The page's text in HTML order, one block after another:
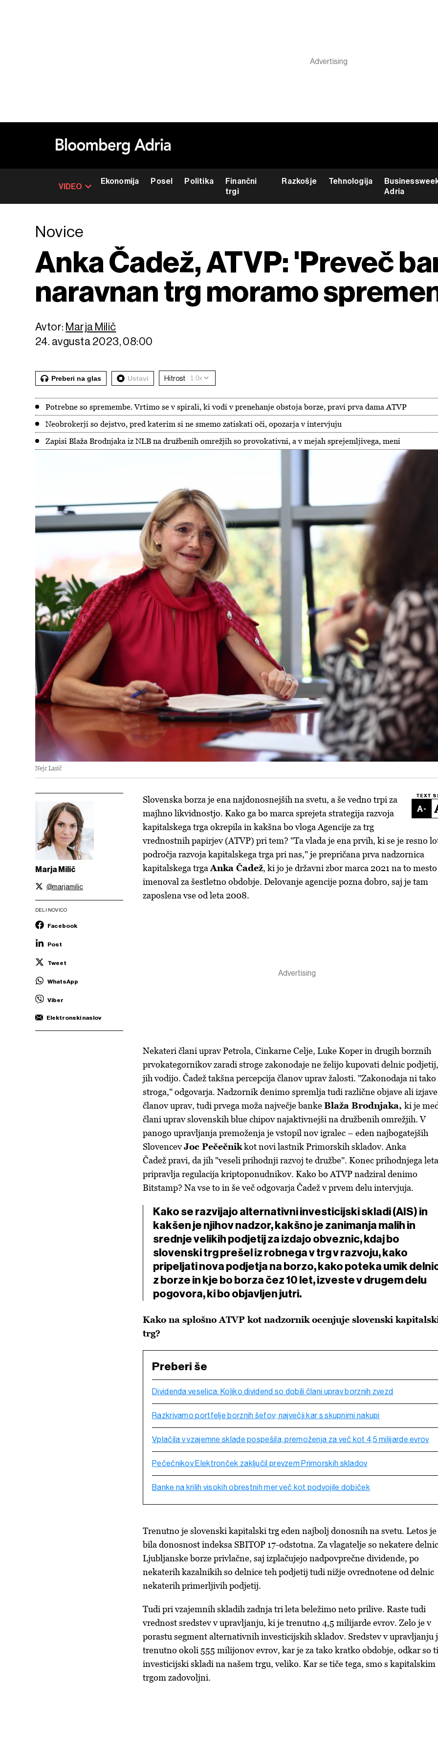
VIDEO
Ekonomija Posel Politika
Finančni
trgi
Razkošje Tehnologija
Adria
Novice
Anka Čadež, ATVP: 'Preveč
naravnan trg moramo
Avtor: Marja Milič
24. avgusta 2023, 08:00
Preberi na glas Ustavi Hitrost
Potrebne so spremembe. Vrtimo se v spirali, ki vodi v prenehanje obstoja borze, pravi prva dama ATVP
Neobrokerji so dejstvo, pred katerim si ne smemo zatiskati oči, opozarja v intervjuju
Zapisi Blaža Brodnjaka iz NLB na družbenih omrežjih so provokativni, a v mejah sprejemljivega, meni
Nejc Lasič
Marja Milič
@marjamilic
DELI NOVICO
Facebook
Post
Tweet
WhatsApp
Viber
Elektronski naslov
TEXT
-
Slovenska borza je ena najdonosnejših na svetu, a še vedno trpi za
majhno likvidnostjo. Kako ga bo marca sprejeta strategija razvoja
kapitalskega trga okrepila in kakšna bo vloga Agencije za trg
vrednostnih papirjev (ATVP) pri tem? "Ta vlada je ena prvih, ki se je resno
področja razvoja kapitalskega trga pri nas," je prepričana prva nadzornica
kapitalskega trga Anka Čadež, ki jo jedržavni zbormarca 2021 na to mesto
imenoval za šestletno obdobje. Delovanje agencije pozna dobro, saj je tam
zaposlena vse od leta 2008.
Nekateri člani uprav Petrola, Cinkarne Celje, Luke Koper in drugih borznih
prvokategornikov zaradi stroge zakonodaje ne želijo kupovati delnic
jih vodijo. Čadež takšna percepcija članov uprav žalosti. "Zakonodaja ni tako
stroga," odgovarja. Nadzornik denimo spremlja tudi različne objave ali izjave
članov uprav, tudi prvega moža največje bankeBlaža Brodnjaka, ki je
člani uprav slovenskih blue chipov najaktivnejši na družbenih omrežjih. V
panogo upravljanja premoženja je vstopil nov igralec – eden najbogatejših
SlovencevJoc Pečečnikkot novi lastnik Primorskih skladov. Anka
Čadež pravi, da jih "veseli prihodnji razvoj te družbe". Konec prihodnjega
pripravlja regulacija kriptoponudnikov. Kako bo ATVP nadziral denimo
Bitstamp? Na vse to in še več odgovarja Čadež v prvem delu intervjuja.
Kako se razvijajo alternativni investicijski skladi (AIS) in
kakšen je njihov nadzor, kakšno je zanimanja malih in
srednje velikih podjetij za izdajo obveznic, kdaj bo
slovenski trg prešel iz robnega v trg v razvoju, kako
pripeljati nova podjetja na borzo, kako poteka umik
z borze in kje bo borza čez 10 let, izveste v drugem delu
pogovora, ki bo objavljen jutri.
Kako na splošno ATVP kot nadzornik ocenjuje slovenski
trg?
Preberi še
Dividenda veselica: Koliko dividend so dobili člani uprav borznih zvezd
Razkrivamo portfelje borznih šefov; največji kar s skupnimi nakupi
Vplačila v vzajemne sklade pospešila, premoženja za več kot 4,5 milijarde evrov
Pečečnikov Elektronček zaključil prevzem Primorskih skladov
Banke na krilih visokih obrestnih mer več kot podvojile dobiček
Trenutno je slovenski kapitalski trg eden najbolj donosnih na svetu. Letos je
bila donosnost indeksa SBITOP 17-odstotna. Za vlagatelje so nekatere
Ljubljanske borze privlačne, saj izplačujejo nadpovprečne dividende, po
nekaterih kazalnikih so delnice teh podjetij tudi nižje ovrednotene od delnic
nekaterih primerljivih podjetij.
Tudi pri vzajemnih skladih zadnja tri leta beležimo neto prilive. Raste tudi
vrednost sredstev v upravljanju, ki je trenutno 4,5 milijarde evrov. Zelo je v
porastu segment alternativnih investicijskih skladov. Sredstev v upravljanju
trenutno okoli 555 milijonov evrov, kar je za tako kratko obdobje, odkar so ti
investicijski skladi na našem trgu, veliko. Kar se tiče tega, smo s kapitalskim
trgom zadovoljni.